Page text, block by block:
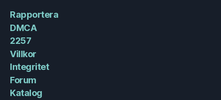
Rapportera
DMCA
2257
Villkor
Integritet
Forum
Katalog